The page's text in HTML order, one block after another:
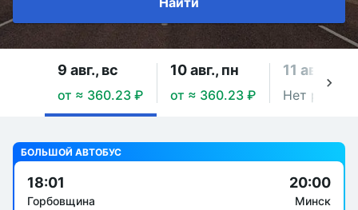
9 авг., вс
от ≈ 360.23 ₽
10 авг., пн
от ≈ 360.23 ₽
11 авг., вт
Нет рейсов
БОЛЬШОЙ АВТОБУС
18:01
Горбовщина
20:00
Минск